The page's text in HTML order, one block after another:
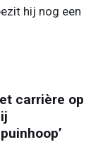
hij nog een
carrière op